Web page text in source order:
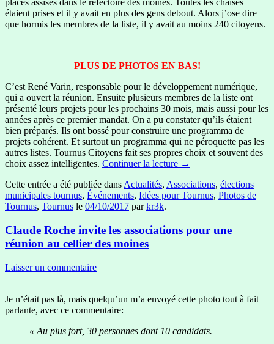
places assises dans le réfectoire des moines. Toutes les chaises
étaient prises et il y avait en plus des gens debout. Alors j’ose dire
que hormis les membres de la liste, il y avait au moins 240 citoyens.
PLUS DE PHOTOS EN BAS!
C’est René Varin, responsable pour le développement numérique,
qui a ouvert la réunion. Ensuite plusieurs membres de la liste ont
présenté leurs projets pour les prochains 30 mois, mais aussi pour les
années après ce premier mandat. On a pu constater qu’ils étaient
bien préparés. Ils ont bossé pour construire une programma de
projets cohérent. Et surtout un programma qui ne péroquette pas les
autres listes. Tournus Citoyens fait ses propres choix et souvent des
choix assez intelligentes. Continuer la lecture →
Cette entrée a été publiée dans Actualités, Associations, élections
municipales tournus, Événements, Idées pour Tournus, Photos de
Tournus, Tournus le 04/10/2017 parkr3k.
Claude Roche invite les associations pour une
réunion au cellier des moines
Laisser un commentaire
Je n’était pas là, mais quelqu’un m’a envoyé cette photo tout à fait
parlante, avec ce commentaire:
« Au plus fort, 30 personnes dont 10 candidats.